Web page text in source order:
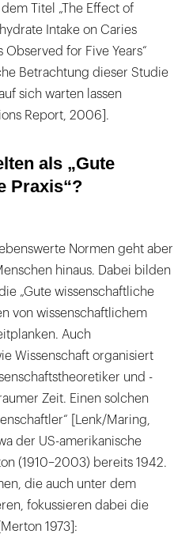
Titel „The Effect of
Intake on Caries
for Five Years“
Betrachtung dieser Studie
sich warten lassen
Report, 2006].
als „Gute
Praxis“?
Normen geht aber
hinaus. Dabei bilden
„Gute wissenschaftliche
von wissenschaftlichem
Auch
Wissenschaft organisiert
und -
Zeit. Einen solchen
[Lenk/Maring,
der US-amerikanische
(1910–2003) bereits 1942.
die auch unter dem
fokussieren dabei die
1973]: